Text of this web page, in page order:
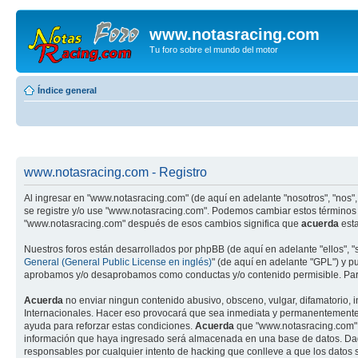
www.notasracing.com
Tu foro sobre el mundo del motor
Índice general
www.notasracing.com - Registro
Al ingresar en "www.notasracing.com" (de aquí en adelante "nosotros",
se registre y/o use "www.notasracing.com". Podemos cambiar estos
"www.notasracing.com" después de esos cambios significa que acuerda
Nuestros foros están desarrollados por phpBB (de aquí en adelante "ellos",
General (General Public License en inglés)" (de aquí en adelante "GPL") y
aprobamos y/o desaprobamos como conductas y/o contenido permisible.
Acuerda no enviar ningun contenido abusivo, obsceno, vulgar,
Internacionales. Hacer eso provocará que sea inmediata y
ayuda para reforzar estas condiciones. Acuerda que
información que haya ingresado será almacenada en una base de datos.
responsables por cualquier intento de hacking que conlleve a que los datos